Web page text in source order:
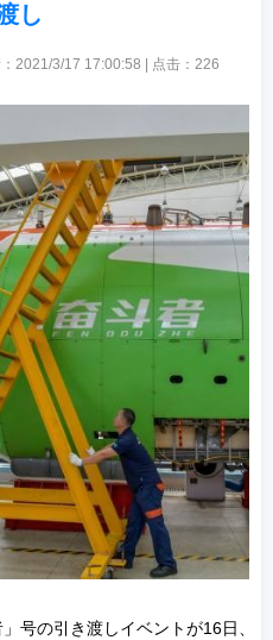
し
：2021/3/17 17:00:58 | 点击： 226
号の引き渡しイベントが16日、